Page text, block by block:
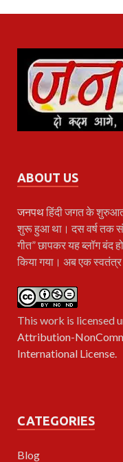
ABOUT US
जनपथहिंदी जगत के
शुरू हुआ था। दस वर्ष तक
गीत” छापकर यह ब्लॉग बंद
किया गया। अब एक
This work is licensed
Attribution-
International License.
CATEGORIES
Blog